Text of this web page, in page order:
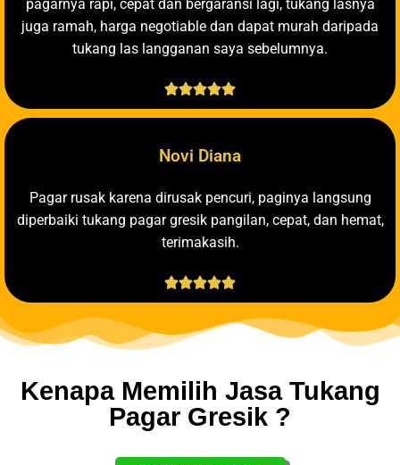
pagarnya rapi, cepat dan bergaransi lagi, tukang lasnya
juga ramah, harga negotiable dan dapat murah daripada
tukang las langganan saya sebelumnya.

Novi Diana
Pagar rusak karena dirusak pencuri, paginya langsung
diperbaiki tukang pagar gresik pangilan, cepat, dan hemat,
terimakasih.

Kenapa Memilih Jasa Tukang
Pagar Gresik ?